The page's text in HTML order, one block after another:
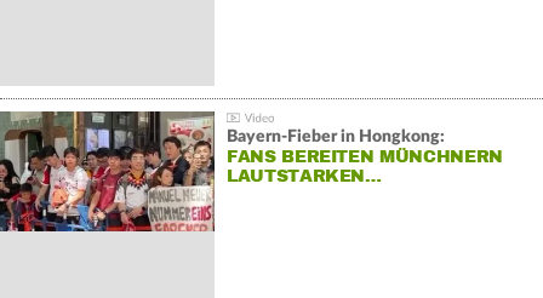
Bayern-Fieber in Hongkong:
FANS BEREITEN MÜNCHNERN
LAUTSTARKEN…